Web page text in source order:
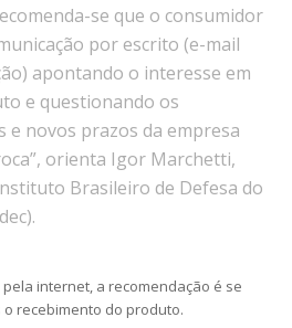
se que o consumidor
por escrito (e-mail
apontando o interesse em
e questionando os
e novos prazos da empresa
orienta Igor Marchetti,
Brasileiro de Defesa do
internet, a recomendação é se
recebimento do produto.